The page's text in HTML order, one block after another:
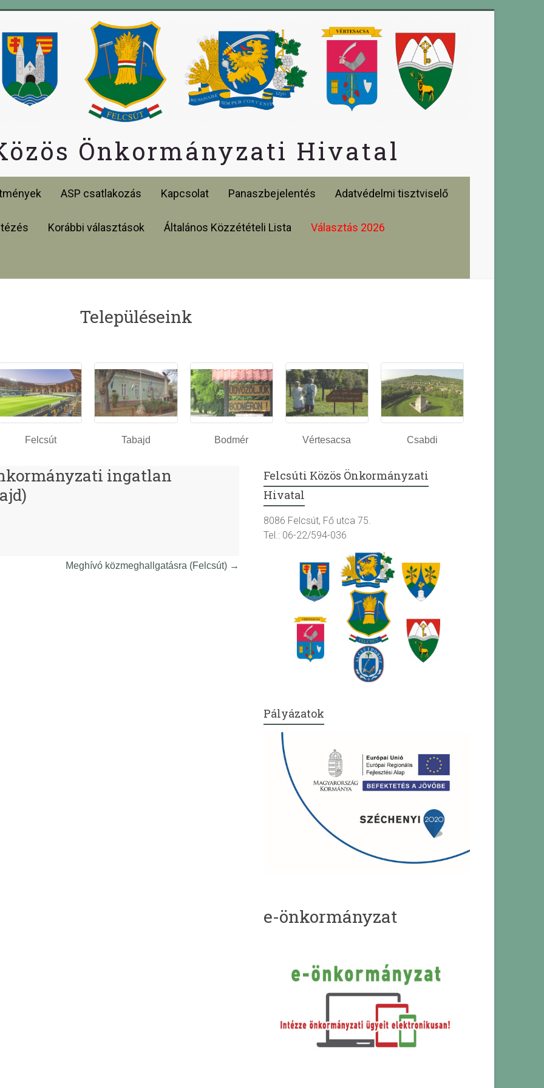
Önkormányzati Hivatal
ASP csatlakozás Kapcsolat Panaszbejelentés Adatvédelmi tisztviselő
Korábbi választások Általános Közzétételi Lista Választás 2026
Településeink
Felcsút Tabajd Bodmér Vértesacsa Csabdi
ingatlan
Meghívó közmeghallgatásra (Felcsút) →
Felcsúti Közös Önkormányzati
Hivatal
8086 Felcsút, Fő utca 75.
Tel.: 06-22/594-036
Pályázatok
e-önkormányzat